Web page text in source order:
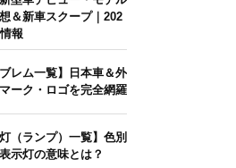
＆新車スクープ｜202
報
ブレム一覧】日本車＆外
ーク・ロゴを完全網羅
（ランプ）一覧】色別
示灯の意味とは？